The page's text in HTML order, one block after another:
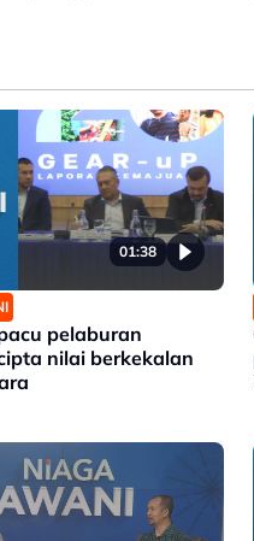
01:38
pelaburan
nilai berkekalan